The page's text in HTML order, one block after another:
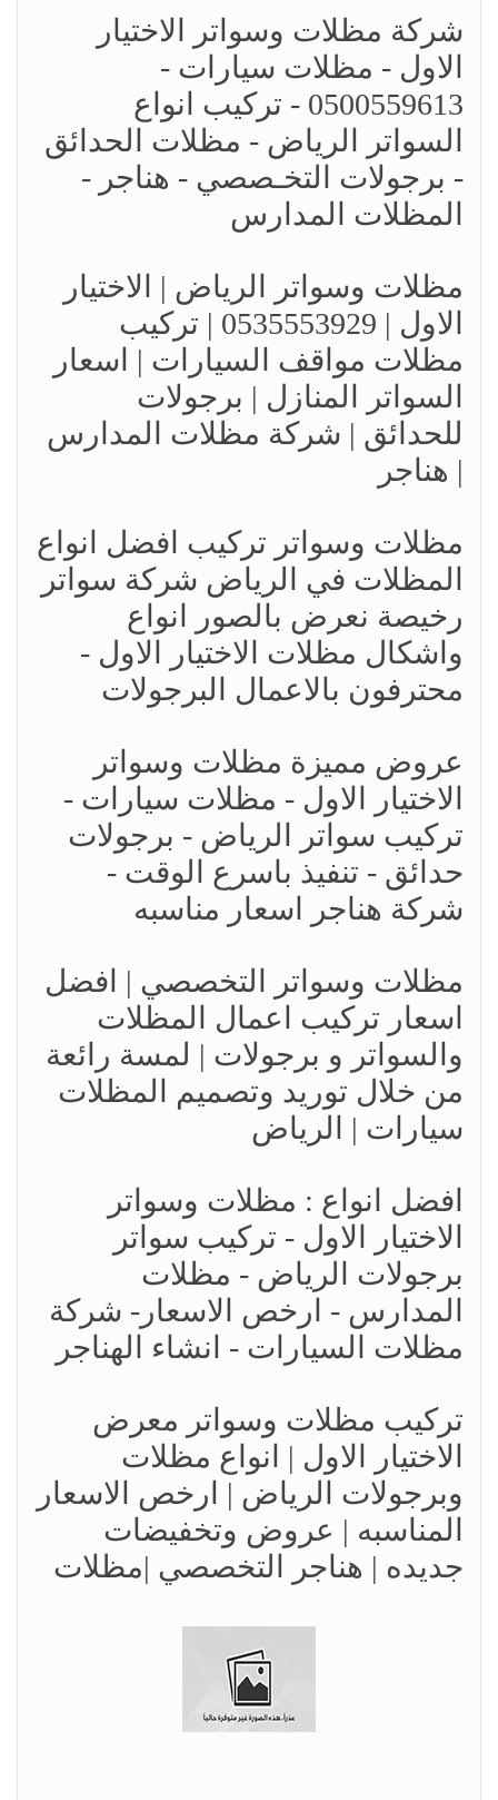
شركة مظلات وسواتر الاختيار
الاول - مظلات سيارات -
0500559613 - تركيب انواع
السواتر الرياض - مظلات الحدائق
- برجولات التخـصصي - هناجر -
المظلات المدارس
مظلات وسواتر الرياض | الاختيار
الاول | 0535553929 | تركيب
مظلات مواقف السيارات | اسعار
السواتر المنازل | برجولات
للحدائق | شركة مظلات المدارس
| هناجر
مظلات وسواتر تركيب افضل انواع
المظلات في الرياض شركة سواتر
رخيصة نعرض بالصور انواع
واشكال مظلات الاختيار الاول -
محترفون بالاعمال البرجولات
عروض مميزة مظلات وسواتر
الاختيار الاول - مظلات سيارات -
تركيب سواتر الرياض - برجولات
حدائق - تنفيذ باسرع الوقت -
شركة هناجر اسعار مناسبه
مظلات وسواتر التخصصي | افضل
اسعار تركيب اعمال المظلات
والسواتر و برجولات | لمسة رائعة
من خلال توريد وتصميم المظلات
سيارات | الرياض
افضل انواع : مظلات وسواتر
الاختيار الاول - تركيب سواتر
برجولات الرياض - مظلات
المدارس - ارخص الاسعار- شركة
مظلات السيارات - انشاء الهناجر
تركيب مظلات وسواتر معرض
الاختيار الاول | انواع مظلات
وبرجولات الرياض | ارخص الاسعار
المناسبه | عروض وتخفيضات
جديده | هناجر التخصصي |مظلات